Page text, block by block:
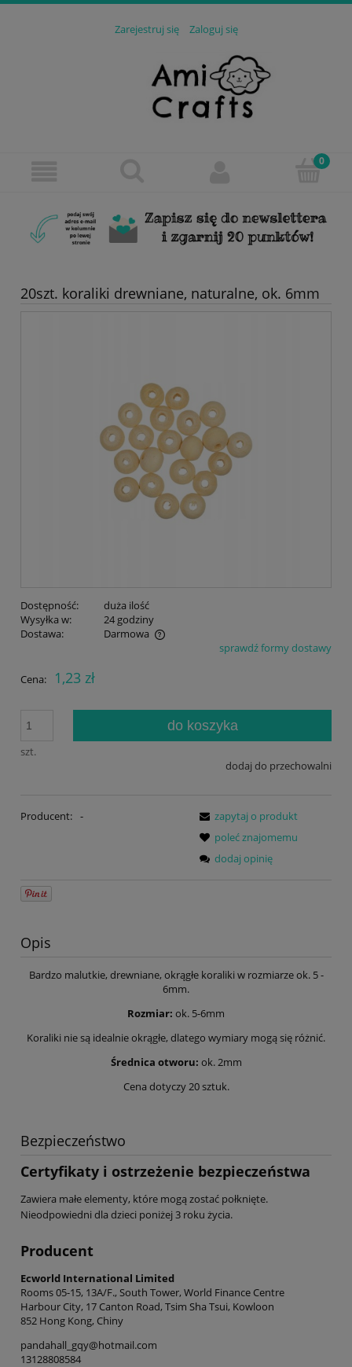
Zarejestruj się Zaloguj się
20szt. koraliki drewniane, naturalne, ok. 6mm
Dostępność:
duża ilość
Wysyłka w:
24 godziny
Dostawa:
Darmowa
Cena nie zawiera ewentualnych kosztów płatnościsprawdź formy dostawy
Cena: 1,23 zł
szt.
do koszyka
dodaj do przechowalni
Producent: -
zapytaj o produkt
poleć znajomemu
dodaj opinię
Opis
Bardzo malutkie, drewniane, okrągłe koraliki w rozmiarze ok. 5 -
6mm.
Rozmiar: ok. 5-6mm
Koraliki nie są idealnie okrągłe, dlatego wymiary mogą się różnić.
Średnica otworu: ok. 2mm
Cena dotyczy 20 sztuk.
Bezpieczeństwo
Certyfikaty i ostrzeżenie bezpieczeństwa
Zawiera małe elementy, które mogą zostać połknięte.
Nieodpowiedni dla dzieci poniżej 3 roku życia.
Producent
Ecworld International Limited
Rooms 05-15, 13A/F., South Tower, World Finance Centre
Harbour City, 17 Canton Road, Tsim Sha Tsui, Kowloon
852 Hong Kong, Chiny
pandahall_gqy@hotmail.com
13128808584